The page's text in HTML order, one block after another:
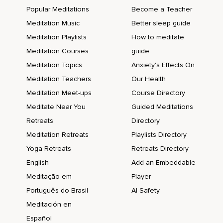
Abraham Hicks eben spricht durch Esther Hicks.
Das klingt jetzt vielleicht ein bisschen krass so.
Wie war es gechannellt?
Das klingt so ein bisschen WuWu und irgendwie komisch.
Und irgendwie,
Als ich das erste Mal Abraham Hicks gehört habe,
Habe ich so gedacht,
Oh Gott,
Popular Meditations
Meditation Music
Meditation Playlists
Meditation Courses
Meditation Topics
Meditation Teachers
Meditation Meet-ups
Meditate Near You
Retreats
Meditation Retreats
Yoga Retreats
English
Meditação em
Português do Brasil
Meditación en
Español
Become a Teacher
Better sleep guide
How to meditate
guide
Anxiety's Effects On
Our Health
Course Directory
Guided Meditations
Directory
Playlists Directory
Retreats Directory
Add an Embeddable
Player
AI Safety